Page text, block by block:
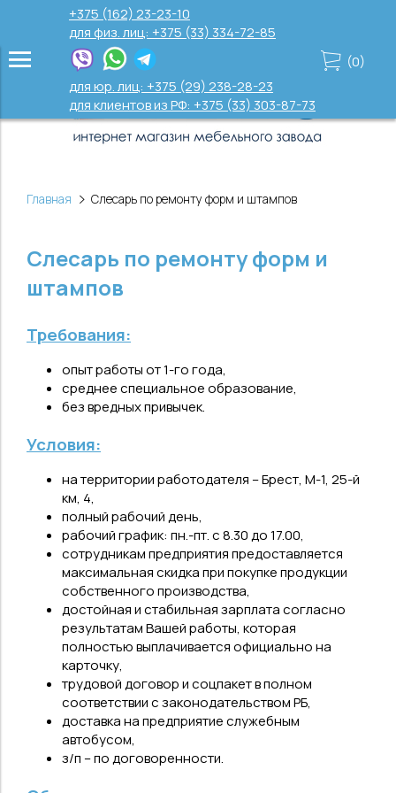
+375 (162) 23-23-10
для физ. лиц: +375 (33) 334-72-85
для юр. лиц: +375 (29) 238-28-23
для клиентов из РФ: +375 (33) 303-87-73
(0)
Главная Слесарь по ремонту форм и штампов
Слесарь по ремонту форм и
штампов
Требования:
опыт работы от 1-го года,
среднее специальное образование,
без вредных привычек.
Условия:
на территории работодателя – Брест, М-1, 25-й
км, 4,
полный рабочий день,
рабочий график: пн.-пт. с 8.30 до 17.00,
сотрудникам предприятия предоставляется
максимальная скидка при покупке продукции
собственного производства,
достойная и стабильная зарплата согласно
результатам Вашей работы, которая
полностью выплачивается официально на
карточку,
трудовой договор и соцпакет в полном
соответствии с законодательством РБ,
доставка на предприятие служебным
автобусом,
з/п – по договоренности.